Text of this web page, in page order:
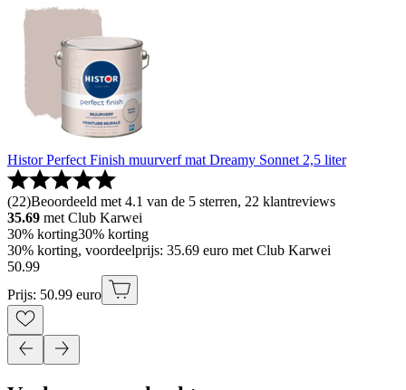
Histor Perfect Finish muurverf mat Dreamy Sonnet 2,5 liter
(22)Beoordeeld met 4.1 van de 5 sterren, 22 klantreviews
35.69 met Club Karwei
30% korting30% korting
30% korting, voordeelprijs: 35.69 euro met Club Karwei
50.99
Prijs: 50.99 euro